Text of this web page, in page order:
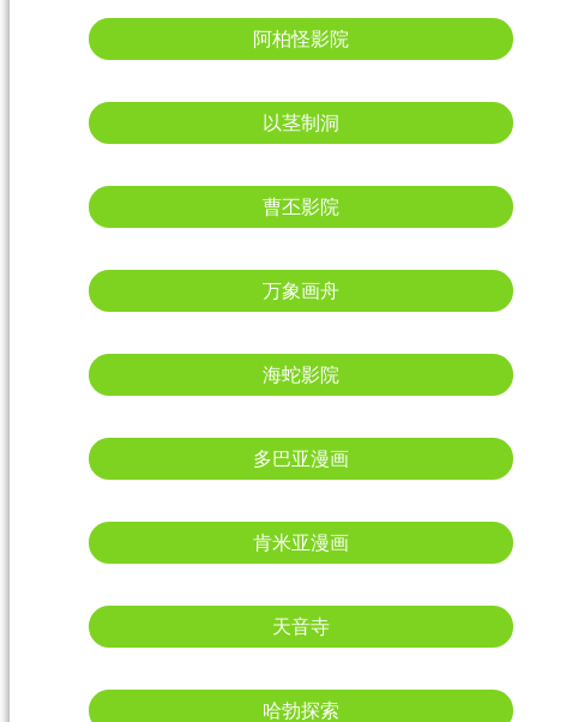
阿柏怪影院
以茎制洞
曹丕影院
万象画舟
海蛇影院
多巴亚漫画
肯米亚漫画
天音寺
哈勃探索